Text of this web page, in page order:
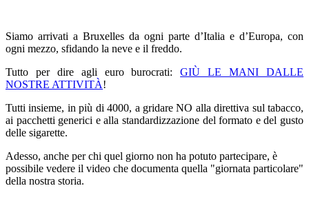
Siamo arrivati a Bruxelles da ogni parte d’Italia e d’Europa, con
ogni mezzo, sfidando la neve e il freddo.
Tutto per dire agli euro burocrati:GIÙ LE MANI DALLE
NOSTRE ATTIVITÀ!
Tutti insieme, in più di 4000, a gridare NO alla direttiva sul tabacco,
ai pacchetti generici e alla standardizzazione del formato e del gusto
delle sigarette.
Adesso, anche per chi quel giorno non ha potuto partecipare, è
possibile vedere il video che documenta quella "giornata particolare"
della nostra storia.